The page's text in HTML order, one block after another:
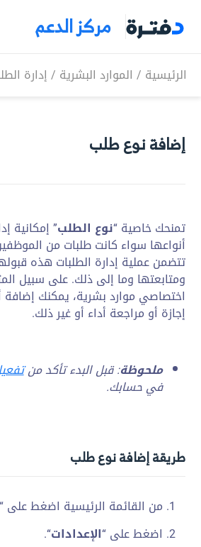
مركز الدعم
الرئيسية / الموارد البشرية /إدارة
إضافة نوع طلب
تمنحك خاصية “نوع الطلب” إمكانية
أنواعها سواء كانت طلبات من
تتضمن عملية إدارة الطلبات هذه
ومتابعتها وما إلى ذلك. على سبيل
اختصاصي موارد بشرية، يمكنك إضافة
إجازة أو مراجعة أداء أو غير ذلك.
ملحوظة: قبل البدء تأكد من
في حسابك.
طريقة إضافة نوع طلب
من القائمة الرئيسية اضغط على “
اضغط على “الإعدادات“.